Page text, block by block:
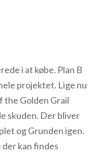
i at købe. Plan B
projektet. Lige nu
the Golden Grail
skuden. Der bliver
og Grunden igen.
kan findes